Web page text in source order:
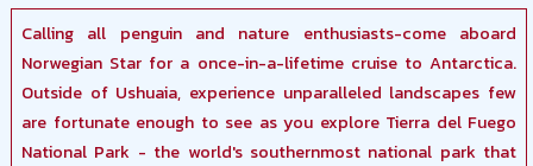
Calling all penguin and nature enthusiasts-come aboard
Norwegian Star for a once-in-a-lifetime cruise to Antarctica.
Outside of Ushuaia, experience unparalleled landscapes few
are fortunate enough to see as you explore Tierra del Fuego
National Park - the world's southernmost national park that